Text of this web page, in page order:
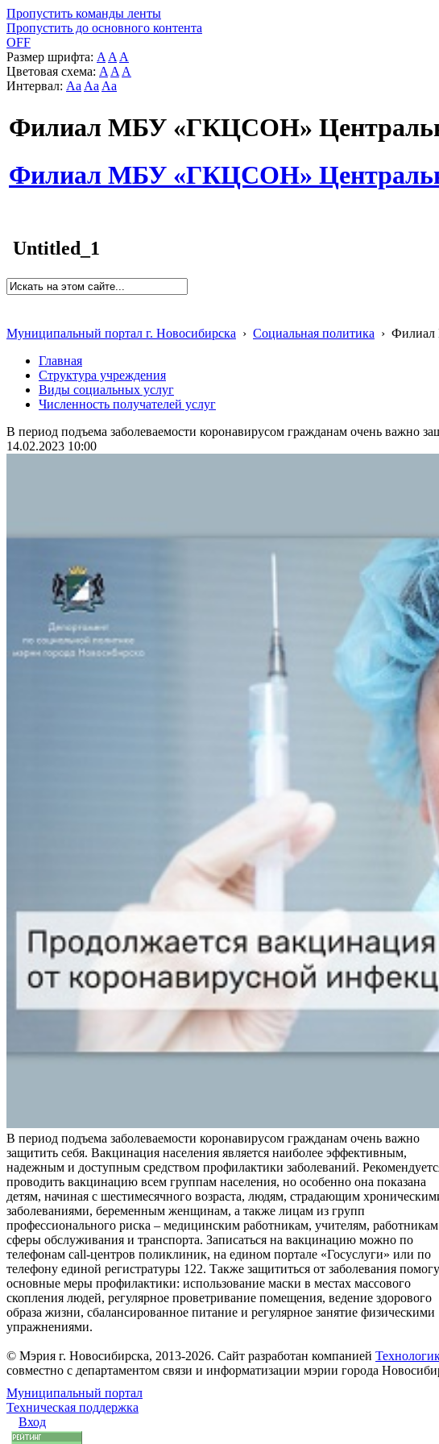
Пропустить команды ленты
Пропустить до основного контента
OFF
Размер шрифта: A A A
Цветовая схема: A A A
Интервал: Aa Aa Aa
Филиал МБУ «ГКЦСОН»
Филиал МБУ «ГКЦСОН»
Untitled_1
Муниципальный портал г. Новосибирска › Социальная политика › Филиал
Главная
Структура учреждения
Виды социальных услуг
Численность получателей услуг
В период подъема заболеваемости коронавирусом гражданам очень важно
14.02.2023 10:00
В период подъема заболеваемости коронавирусом гражданам очень важно
защитить себя. Вакцинация населения является наиболее эффективным,
надежным и доступным средством профилактики заболеваний.
проводить вакцинацию всем группам населения, но особенно она показана
детям, начиная с шестимесячного возраста, людям, страдающим
заболеваниями, беременным женщинам, а также лицам из групп
профессионального риска – медицинским работникам, учителям, работникам
сферы обслуживания и транспорта. Записаться на вакцинацию можно по
телефонам call-центров поликлиник, на едином портале «Госуслуги» или по
телефону единой регистратуры 122. Также защититься от заболевания
основные меры профилактики: использование маски в местах массового
скопления людей, регулярное проветривание помещения, ведение здорового
образа жизни, сбалансированное питание и регулярное занятие физическими
упражнениями.
© Мэрия г. Новосибирска, 2013-2026. Сайт разработан компанией
совместно с департаментом связи и информатизации мэрии города
Муниципальный портал
Техническая поддержка
Вход